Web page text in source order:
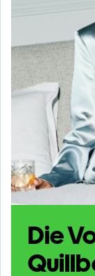
Die